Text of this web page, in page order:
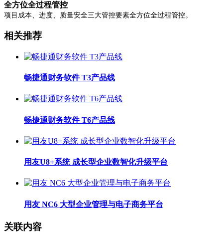
全方位全过程管控
项目成本、进度、质量安全三大管控要素全方位全过程管控。
相关推荐
畅捷通财务软件 T3产品线
畅捷通财务软件 T6产品线
用友U8+系统 成长型企业数智化升级平台
用友 NC6 大型企业管理与电子商务平台
关联内容